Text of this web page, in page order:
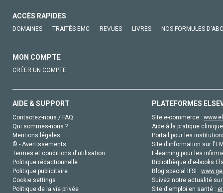
ACCÈS RAPIDES
DOMAINES TRAITÉS EMC REVUES LIVRES NOS FORMULES
MON COMPTE
CRÉER UN COMPTE
AIDE & SUPPORT
Contactez-nous / FAQ
Qui sommes-nous ?
Mentions légales
© - Avertissements
Termes et conditions d'utilisation
Politique rédactionnelle
Politique publicitaire
Cookie settings
Politique de la vie privée
PLATEFORMES
Site e-commerce :
Aide à la pratique
Portail pour les
Site d'information sur
E-learning pour les
Bibliothèque d'e-books
Blog special IFSI :
Suivez notre actualité
Site d'emploi en santé :